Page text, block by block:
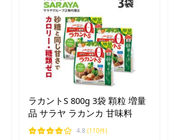
ラカントS 800g 3袋 顆粒 増量
品 サラヤ ラカンカ 甘味料
4.8 (110件)